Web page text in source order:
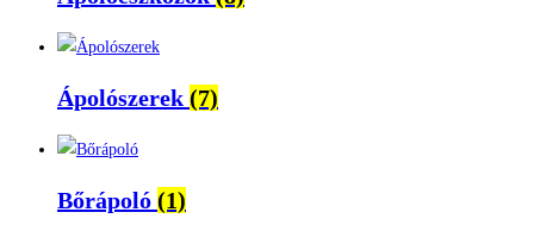
Ápolószerek (7)
Bőrápoló (1)